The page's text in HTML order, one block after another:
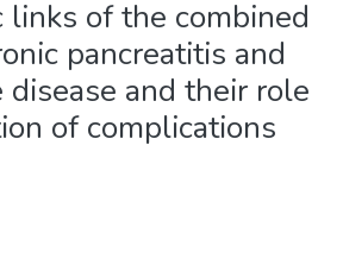
links of the combined
pancreatitis and
and their role
of complications